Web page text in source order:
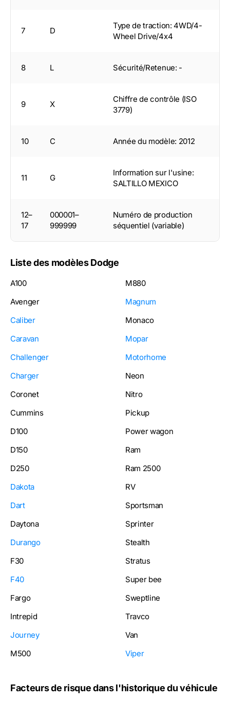
7 D
Type de traction: 4WD/4-
Wheel Drive/4x4
8 L Sécurité/Retenue: -
9 X
Chiffre de contrôle (ISO
3779)
10 C Année du modèle: 2012
11 G
Information sur l'usine:
SALTILLO MEXICO
12–
17
000001–
999999
Numéro de production
séquentiel (variable)
Liste des modèles Dodge
A100
Avenger
Caliber
Caravan
Challenger
Charger
Coronet
Cummins
D100
D150
D250
Dakota
Dart
Daytona
Durango
F30
F40
Fargo
Intrepid
Journey
M500
M880
Magnum
Monaco
Mopar
Motorhome
Neon
Nitro
Pickup
Power wagon
Ram
Ram 2500
RV
Sportsman
Sprinter
Stealth
Stratus
Super bee
Sweptline
Travco
Van
Viper
Facteurs de risque dans l'historique du véhicule